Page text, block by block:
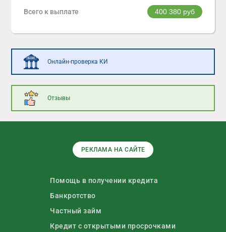
Всего к выплате 400 380руб
Онлайн-проверка КИ
Отзывы
РЕКЛАМА НА САЙТЕ
Помощь в получении кредита
Банкротство
Частный займ
Кредит с открытыми просрочками